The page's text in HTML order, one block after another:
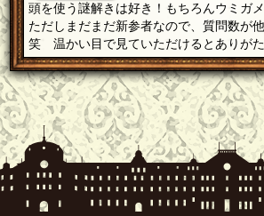
頭を使う謎解きは好き！もちろんウミガ
ただしまだまだ新参者なので、質問数が
笑 温かい目で見ていただけるとありが